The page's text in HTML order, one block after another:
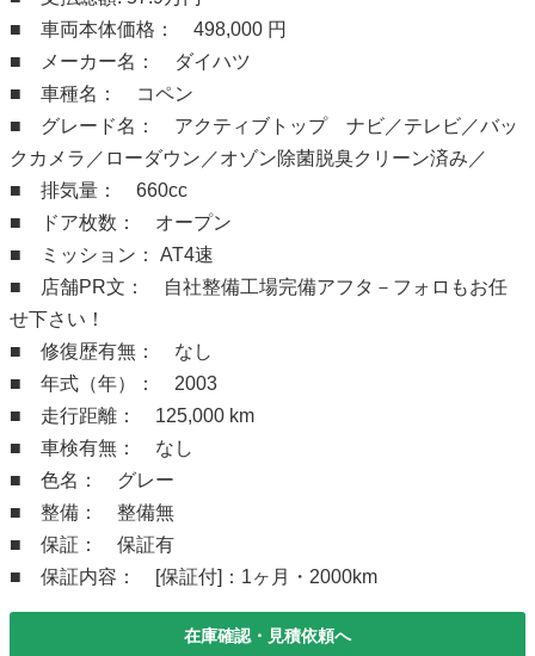
■ 車両本体価格： 498,000 円
■ メーカー名： ダイハツ
■ 車種名： コペン
■ グレード名： アクティブトップ ナビ／テレビ／バッ
クカメラ／ローダウン／オゾン除菌脱臭クリーン済み／
■ 排気量： 660cc
■ ドア枚数： オープン
■ ミッション： AT4速
■ 店舗PR文： 自社整備工場完備アフタ－フォロもお任
せ下さい！
■ 修復歴有無： なし
■ 年式（年）： 2003
■ 走行距離： 125,000 km
■ 車検有無： なし
■ 色名： グレー
■ 整備： 整備無
■ 保証： 保証有
■ 保証内容： [保証付]：1ヶ月・2000km
在庫確認・見積依頼へ